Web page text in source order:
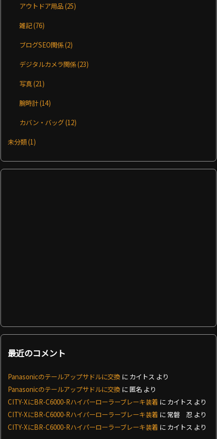
アウトドア用品(25)
雑記(76)
ブログSEO関係(2)
デジタルカメラ関係(23)
写真(21)
腕時計(14)
カバン・バッグ(12)
未分類(1)
最近のコメント
Panasonicのテールアップサドルに交換 に カイトス より
Panasonicのテールアップサドルに交換 に 匿名 より
CITY-XにBR-C6000-Rハイパーローラーブレーキ装着 に カイトス より
CITY-XにBR-C6000-Rハイパーローラーブレーキ装着 に 常磐 忍 より
CITY-XにBR-C6000-Rハイパーローラーブレーキ装着 に カイトス より